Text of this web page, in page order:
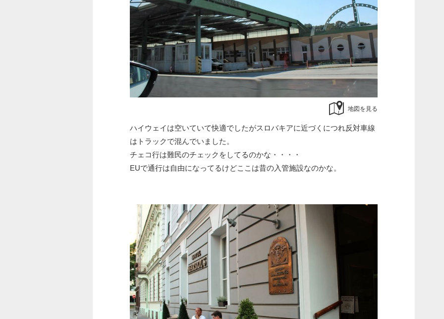
地図を見る
ハイウェイは空いていて快適でしたがスロバキアに近づくにつれ反対車線
はトラックで混んでいました。
チェコ行は難民のチェックをしてるのかな・・・・
EUで通行は自由になってるけどここは昔の入管施設なのかな。